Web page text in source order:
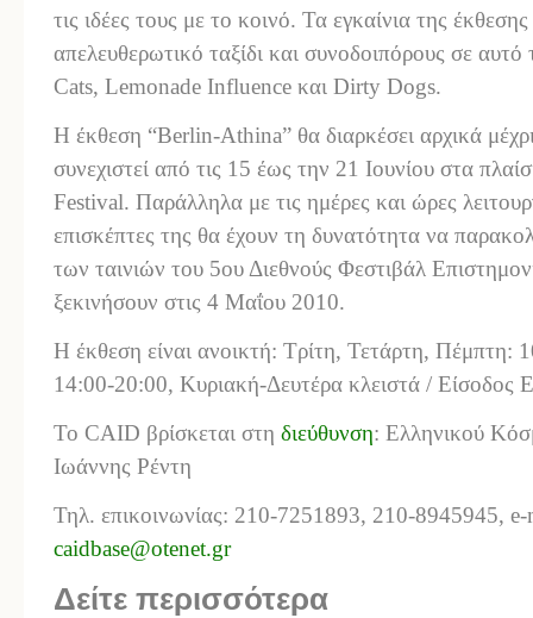
τις ιδέες τους με το κοινό. Τα εγκαίνια της
απελευθερωτικό ταξίδι και συνοδοιπόρους σε
Cats, Lemonade Influence και Dirty Dogs.
Η έκθεση “Berlin-Athina” θα διαρκέσει αρχικά
συνεχιστεί από τις 15 έως την 21 Ιουνίου στα
Festival. Παράλληλα με τις ημέρες και ώρες
επισκέπτες της θα έχουν τη δυνατότητα να
των ταινιών του 5ου Διεθνούς Φεστιβάλ
ξεκινήσουν στις 4 Μαΐου 2010.
Η έκθεση είναι ανοικτή: Τρίτη, Τετάρτη,
14:00-20:00, Κυριακή-Δευτέρα κλειστά / Είσοδος
Το CAID βρίσκεται στη διεύθυνση: Ελληνικού
Ιωάννης Ρέντη
Τηλ. επικοινωνίας: 210-7251893, 210-8945945,
caidbase@otenet.gr
Δείτε περισσότερα